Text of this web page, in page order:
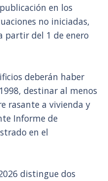
en los
no iniciadas,
partir del 1 de enero
deberán haber
destinar al menos
rasante a vivienda y
Informe de
en el
distingue dos